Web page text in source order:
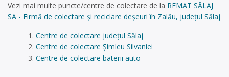
Vezi mai multe puncte/centre de colectare de la REMAT SĂLAJ
SA - Firmă de colectare și reciclare deșeuri în Zalău, județul Sălaj
Centre de colectare județul Sălaj
Centre de colectare Șimleu Silvaniei
Centre de colectare baterii auto